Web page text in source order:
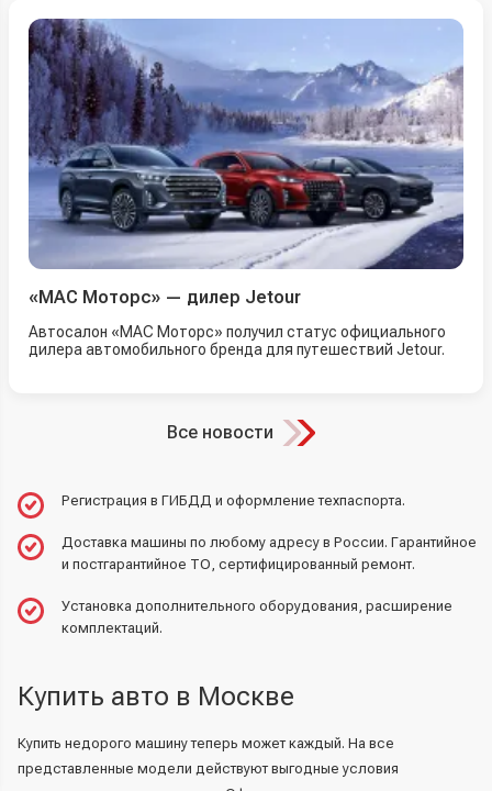
«МАС Моторс» — дилер Jetour
Автосалон «МАС Моторс» получил статус официального
дилера автомобильного бренда для путешествий Jetour.
Все новости
Регистрация в ГИБДД и оформление техпаспорта.
Доставка машины по любому адресу в России. Гарантийное
и постгарантийное ТО, сертифицированный ремонт.
Установка дополнительного оборудования, расширение
комплектаций.
Купить авто в Москве
Купить недорого машину теперь может каждый. На все
представленные модели действуют выгодные условия